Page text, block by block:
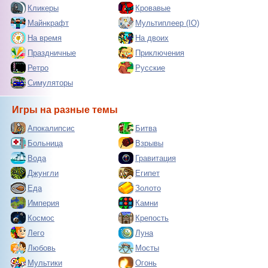
Кликеры
Кровавые
Майнкрафт
Мультиплеер (IO)
На время
На двоих
Праздничные
Приключения
Ретро
Русские
Симуляторы
Игры на разные темы
Апокалипсис
Битва
Больница
Взрывы
Вода
Гравитация
Джунгли
Египет
Еда
Золото
Империя
Камни
Космос
Крепость
Лего
Луна
Любовь
Мосты
Мультики
Огонь